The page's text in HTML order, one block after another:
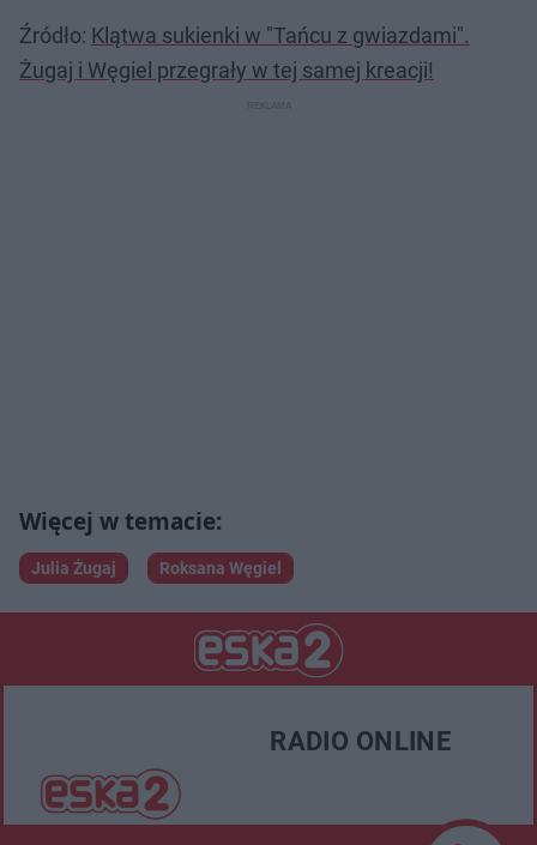
Źródło: Klątwa sukienki w "Tańcu z gwiazdami".
Żugaj i Węgiel przegrały w tej samej kreacji!
Julia Żugaj Roksana Węgiel
RADIO ONLINE